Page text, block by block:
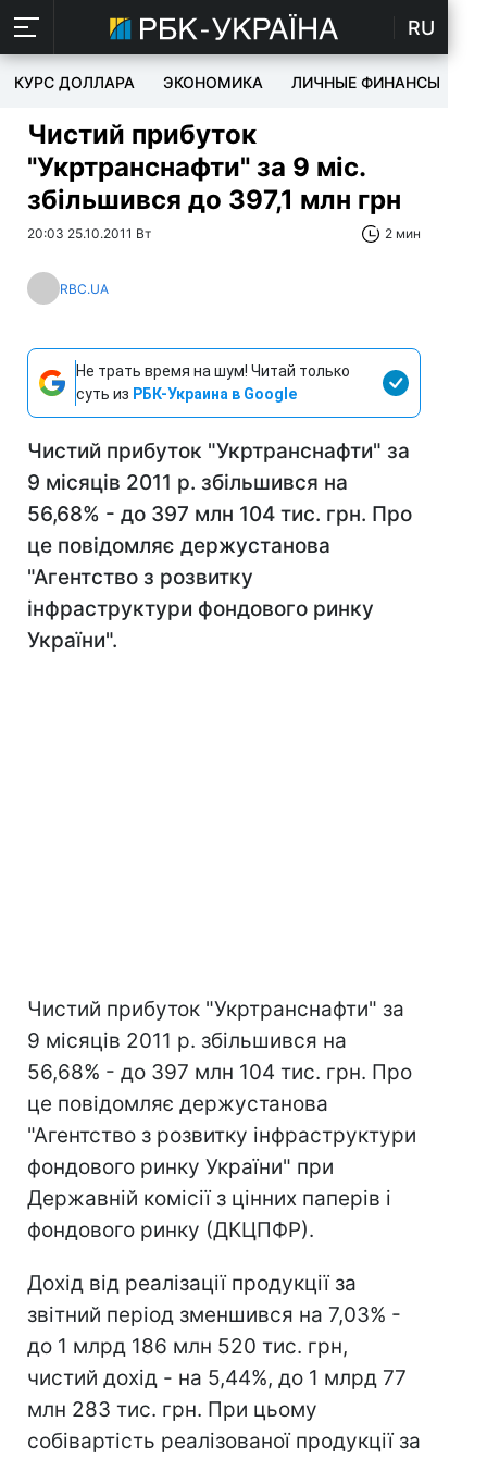
RU
КУРС ДОЛЛАРА ЭКОНОМИКА ЛИЧНЫЕ ФИНАНСЫ
Чистий прибуток
"Укртранснафти" за 9 міс.
збільшився до 397,1 млн грн
20:03 25.10.2011 Вт 2 мин
RBC.UA
Не трать время на шум! Читай только
суть из РБК-Украина в Google
Чистий прибуток "Укртранснафти" за
9 місяців 2011 р. збільшився на
56,68% - до 397 млн 104 тис. грн. Про
це повідомляє держустанова
"Агентство з розвитку
інфраструктури фондового ринку
України".
Чистий прибуток "Укртранснафти" за
9 місяців 2011 р. збільшився на
56,68% - до 397 млн 104 тис. грн. Про
це повідомляє держустанова
"Агентство з розвитку інфраструктури
фондового ринку України" при
Державній комісії з цінних паперів і
фондового ринку (ДКЦПФР).
Дохід від реалізації продукції за
звітний період зменшився на 7,03% -
до 1 млрд 186 млн 520 тис. грн,
чистий дохід - на 5,44%, до 1 млрд 77
млн 283 тис. грн. При цьому
собівартість реалізованої продукції за